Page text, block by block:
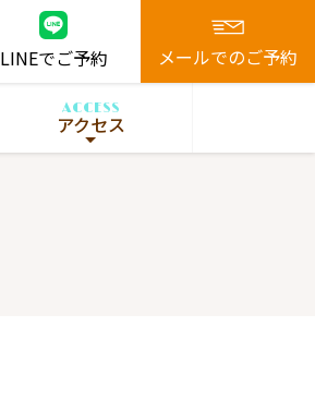
LINEでご予約 メールでのご予約
ACCESS
アクセス